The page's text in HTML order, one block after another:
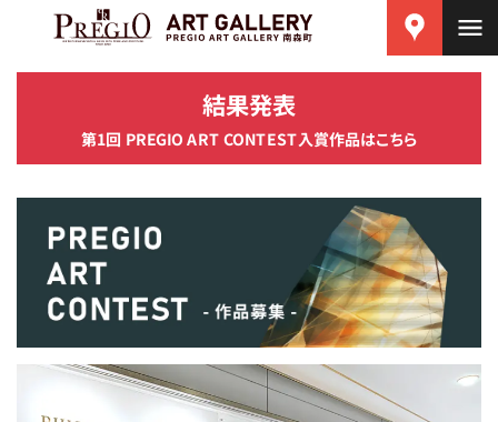
結果発表
第1回 PREGIO ART CONTEST入賞作品はこちら